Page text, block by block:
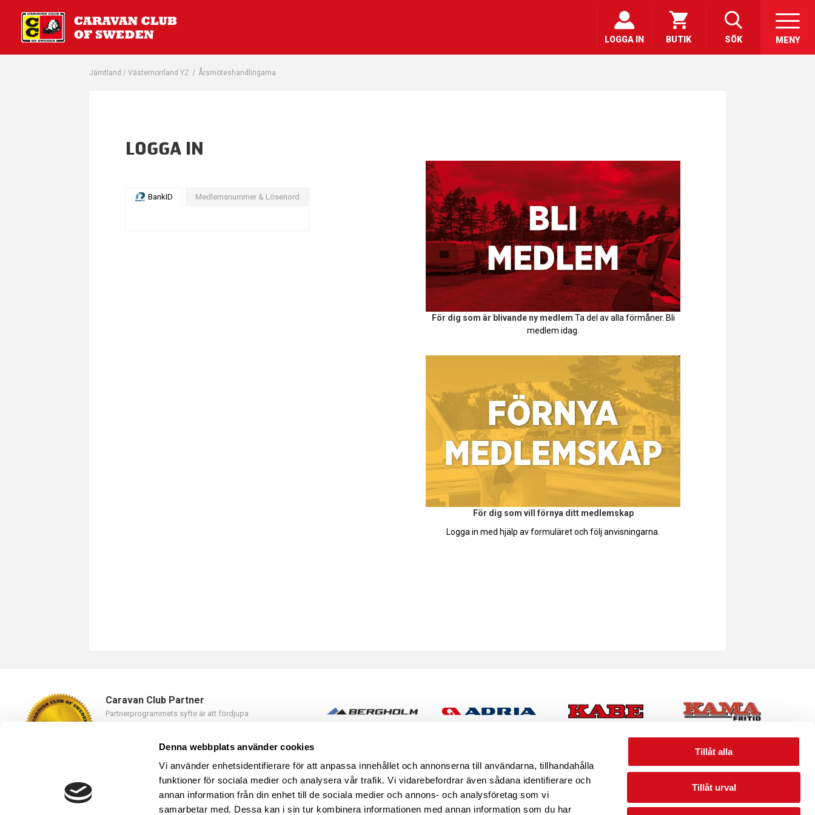
Denna webbplats använder cookies
Vi använder enhetsidentifierare för att anpassa innehållet och annonserna till användarna, tillhandahålla
funktioner för sociala medier och analysera vår trafik. Vi vidarebefordrar även sådana identifierare och
annan information från din enhet till de sociala medier och annons- och analysföretag som vi
samarbetar med. Dessa kan i sin tur kombinera informationen med annan information som du har
Tillåt alla
Tillåt urval
LOGGA IN BUTIK SÖK MENY
Jämtland / Västernorrland YZ / Årsmöteshandlingarna
LOGGA IN
BankID Medlemsnummer & Lösenord
För dig som är blivande ny medlem Ta del av alla förmåner. Bli
medlem idag.
För dig som vill förnya ditt medlemskap
Logga in med hjälp av formuläret och följ anvisningarna.
Caravan Club Partner
Partnerprogrammets syfte är att fördjupa